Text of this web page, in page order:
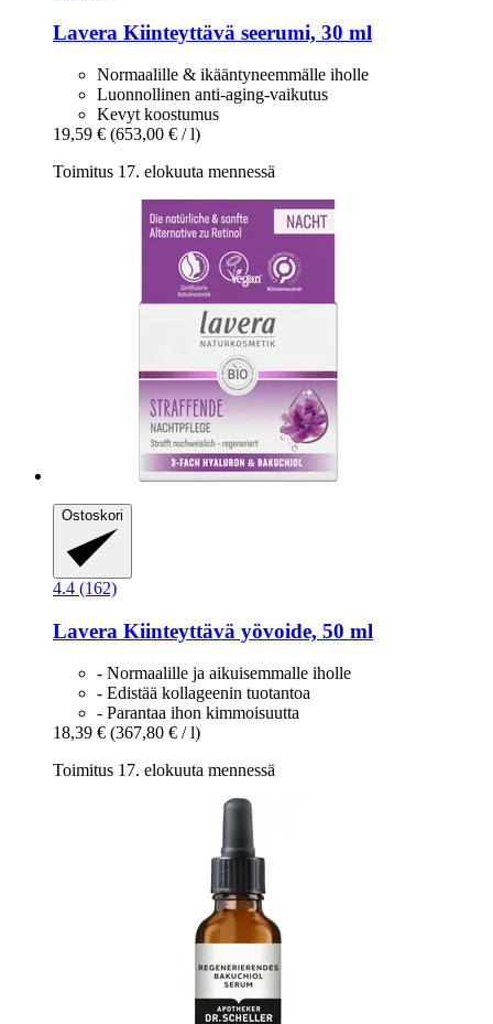
Lavera Kiinteyttävä seerumi, 30 ml
Normaalille & ikääntyneemmälle iholle
Luonnollinen anti-aging-vaikutus
Kevyt koostumus
19,59 € (653,00 € / l)
Toimitus 17. elokuuta mennessä
Ostoskori
4.4 (162)
Lavera Kiinteyttävä yövoide, 50 ml
- Normaalille ja aikuisemmalle iholle
- Edistää kollageenin tuotantoa
- Parantaa ihon kimmoisuutta
18,39 € (367,80 € / l)
Toimitus 17. elokuuta mennessä